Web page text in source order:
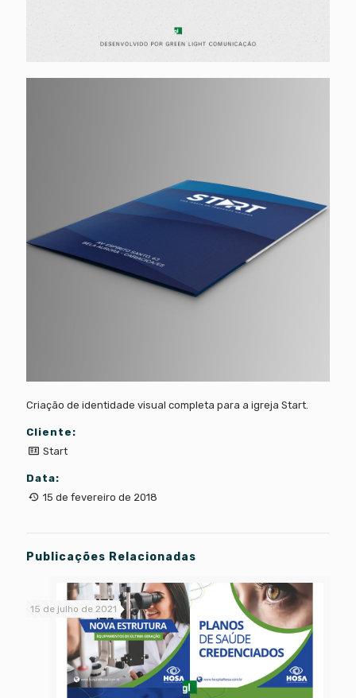
Criação de identidade visual completa para a igreja Start.
Cliente:
Start
Data:
15 de fevereiro de 2018
Publicações Relacionadas
15 de julho de 2021